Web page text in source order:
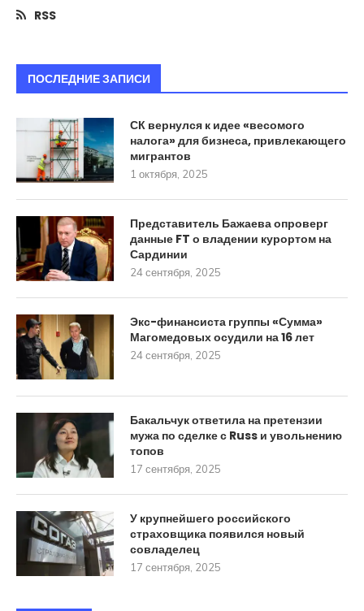
RSS
ПОСЛЕДНИЕ ЗАПИСИ
СК вернулся к идее «весомого
налога» для бизнеса, привлекающего
мигрантов
1 октября, 2025
Представитель Бажаева опроверг
данные FT о владении курортом на
Сардинии
24 сентября, 2025
Экс-финансиста группы «Сумма»
Магомедовых осудили на 16 лет
24 сентября, 2025
Бакальчук ответила на претензии
мужа по сделке с Russ и увольнению
топов
17 сентября, 2025
У крупнейшего российского
страховщика появился новый
совладелец
17 сентября, 2025